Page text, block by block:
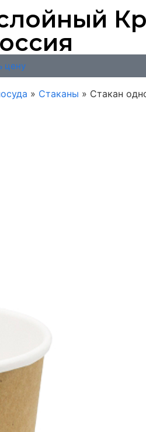
цену
» Стаканы » Стакан